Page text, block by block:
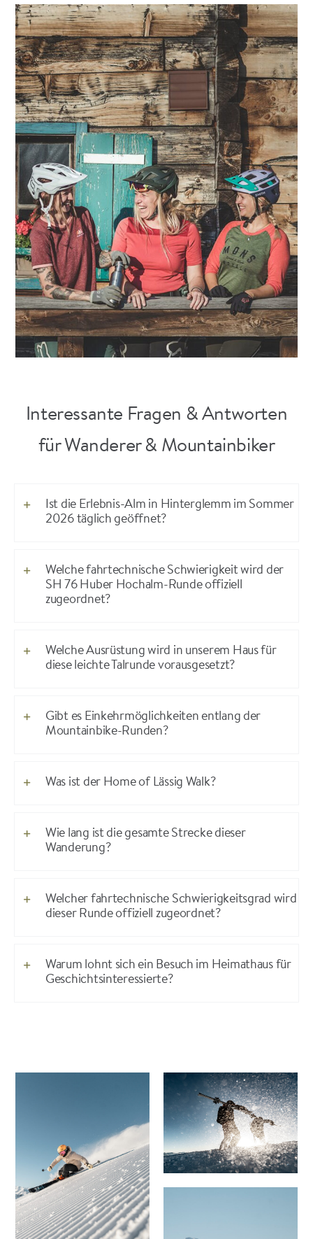
Interessante Fragen & Antworten
für Wanderer & Mountainbiker
Ist die Erlebnis-Alm in Hinterglemm im Sommer
2026 täglich geöffnet?
Welche fahrtechnische Schwierigkeit wird der
SH 76 Huber Hochalm-Runde offiziell
zugeordnet?
Welche Ausrüstung wird in unserem Haus für
diese leichte Talrunde vorausgesetzt?
Gibt es Einkehrmöglichkeiten entlang der
Mountainbike-Runden?
Was ist der Home of Lässig Walk?
Wie lang ist die gesamte Strecke dieser
Wanderung?
Welcher fahrtechnische Schwierigkeitsgrad wird
dieser Runde offiziell zugeordnet?
Warum lohnt sich ein Besuch im Heimathaus für
Geschichtsinteressierte?